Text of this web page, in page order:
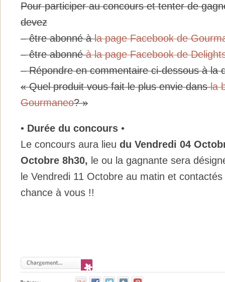
Pour participer au concours et tenter de
devez
– être abonné àla page Facebook de
– être abonnéà la page Facebook de
– Répondre en commentaire ci-dessous à la
« Quel produit vous fait le plus envie dansla
Gourmaneo? »
• Durée du concours •
Le concours aura lieu du Vendredi 04
Octobre 8h30, le ou la gagnante sera
le Vendredi 11 Octobre au matin et
chance à vous !!